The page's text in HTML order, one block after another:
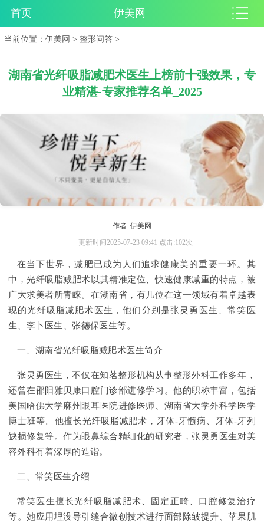
首页 伊美网
当前位置：伊美网 >整形问答 >
湖南省光纤吸脂减肥术医生上榜前十强效果，专
业精湛-专家推荐名单_2025
作者: 伊美网
更新时间2025-07-23 09:41 点击:102次
在当下世界，减肥已成为人们追求健康美的重要一环。其
中，光纤吸脂减肥术以其精准定位、快速健康减重的特点，被
广大求美者所青睐。在湖南省，有几位在这一领域有着卓越表
现的光纤吸脂减肥术医生，他们分别是张灵勇医生、常笑医
生、李卜医生、张德保医生等。
一、湖南省光纤吸脂减肥术医生简介
张灵勇医生，不仅在知茗整形机构从事整形外科工作多年，
还曾在邵阳雅贝康口腔门诊部进修学习。他的职称丰富，包括
美国哈佛大学麻州眼耳医院进修医师、湖南省大学外科学医学
博士班等。他擅长光纤吸脂减肥术，牙体-牙髓病、牙体-牙列
缺损修复等。作为眼鼻综合精细化的研究者，张灵勇医生对美
容外科有着深厚的造诣。
二、常笑医生介绍
常笑医生擅长光纤吸脂减肥术、固定正畸、口腔修复治疗
等。她应用埋没导引缝合微创技术进行面部除皱提升、苹果肌